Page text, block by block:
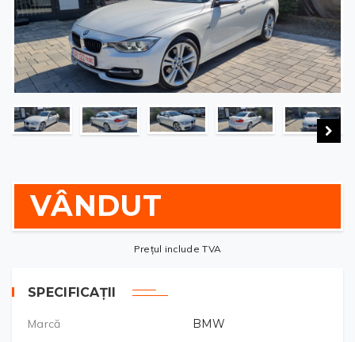
VÂNDUT
Prețul include TVA
SPECIFICAȚII
Marcă
BMW